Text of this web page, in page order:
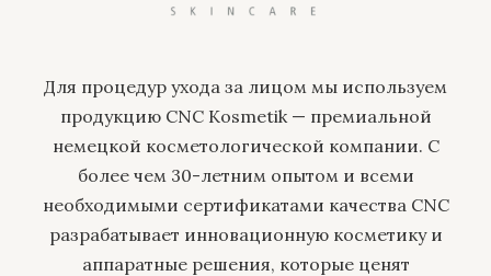
Для процедур ухода за лицом мы используем
продукцию CNC Kosmetik — премиальной
немецкой косметологической компании. С
более чем 30-летним опытом и всеми
необходимыми сертификатами качества CNC
разрабатывает инновационную косметику и
аппаратные решения, которые ценят